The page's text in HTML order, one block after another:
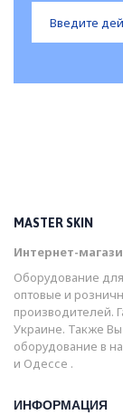
MASTER SKIN
Интернет-
Оборудование
оптовые и
производителей.
Украине. Также
оборудование в
и Одессе .
ИНФОРМАЦИЯ